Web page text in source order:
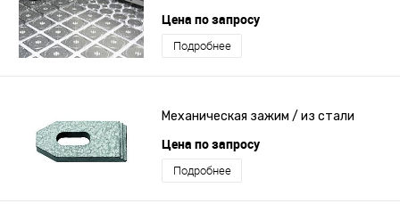
Цена по запросу
Подробнее
Механическая зажим / из стали
Цена по запросу
Подробнее